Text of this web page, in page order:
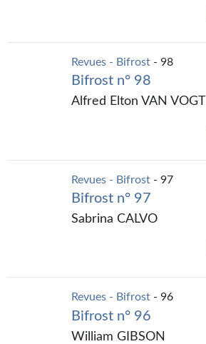
Revues - Bifrost - 98
Bifrost n° 98
Alfred Elton VAN VOGT
Revues - Bifrost - 97
Bifrost n° 97
Sabrina CALVO
Revues - Bifrost - 96
Bifrost n° 96
William GIBSON